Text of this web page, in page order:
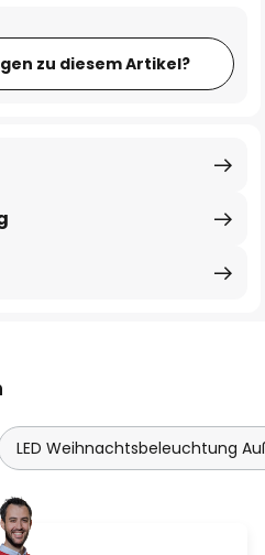
zu diesem Artikel?
LED Weihnachtsbeleuchtung